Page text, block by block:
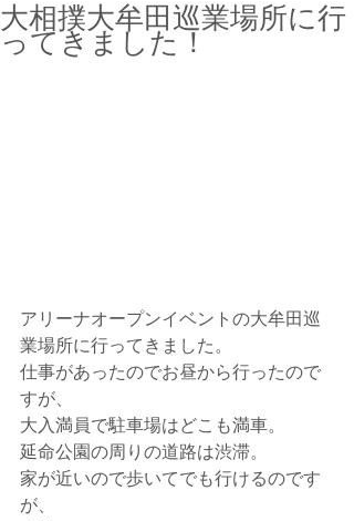
大相撲大牟田巡業場所に行
ってきました！
アリーナオープンイベントの大牟田巡
業場所に行ってきました。
仕事があったのでお昼から行ったので
すが、
大入満員で駐車場はどこも満車。
延命公園の周りの道路は渋滞。
家が近いので歩いてでも行けるのです
が、